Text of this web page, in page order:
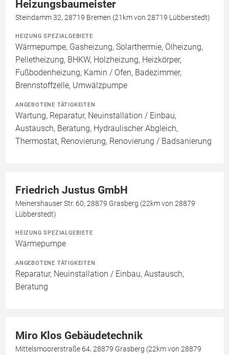
Heizungsbaumeister
Steindamm 32, 28719 Bremen (21km von 28719 Lübberstedt)
HEIZUNG SPEZIALGEBIETE
Wärmepumpe, Gasheizung, Solarthermie, Ölheizung,
Pelletheizung, BHKW, Holzheizung, Heizkörper,
Fußbodenheizung, Kamin / Ofen, Badezimmer,
Brennstoffzelle, Umwälzpumpe
ANGEBOTENE TÄTIGKEITEN
Wartung, Reparatur, Neuinstallation / Einbau,
Austausch, Beratung, Hydraulischer Abgleich,
Thermostat, Renovierung, Renovierung / Badsanierung
Friedrich Justus GmbH
Meinershauser Str. 60, 28879 Grasberg (22km von 28879
Lübberstedt)
HEIZUNG SPEZIALGEBIETE
Wärmepumpe
ANGEBOTENE TÄTIGKEITEN
Reparatur, Neuinstallation / Einbau, Austausch,
Beratung
Miro Klos Gebäudetechnik
Mittelsmoorerstraße 64, 28879 Grasberg (22km von 28879